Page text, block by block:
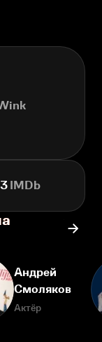
IMDb
Андрей
Смоляков
Актёр